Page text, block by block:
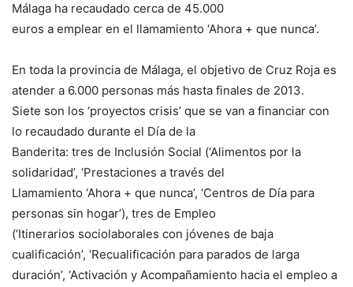
Málaga ha recaudado cerca de 45.000
euros a emplear en el llamamiento ‘Ahora + que nunca’.
En toda la provincia de Málaga, el objetivo de Cruz Roja es
atender a 6.000 personas más hasta finales de 2013.
Siete son los ‘proyectos crisis’ que se van a financiar con
lo recaudado durante el Día de la
Banderita: tres de Inclusión Social (‘Alimentos por la
solidaridad’, ‘Prestaciones a través del
Llamamiento ‘Ahora + que nunca’, ‘Centros de Día para
personas sin hogar’), tres de Empleo
(‘Itinerarios sociolaborales con jóvenes de baja
cualificación’, ‘Recualificación para parados de larga
duración’, ‘Activación y Acompañamiento hacia el empleo a